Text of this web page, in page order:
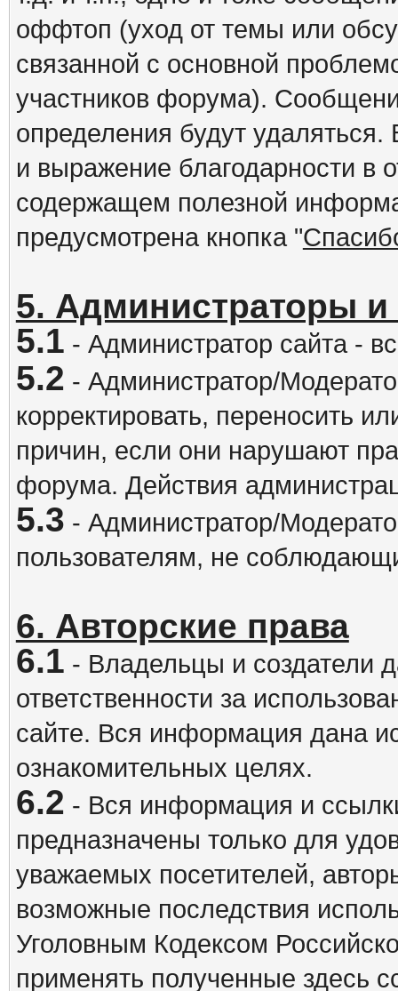
оффтоп (уход от темы или
связанной с основной
участников форума).
определения будут
и выражение благодарности в
содержащем полезной
предусмотрена кнопка "
5. Администраторы
5.1 - Администратор сайта -
5.2 - Администратор/
корректировать, переносить
причин, если они нарушают
форума. Действия
5.3 - Администратор/
пользователям, не
6. Авторские права
6.1 - Владельцы и создатели
ответственности за
сайте. Вся информация дана
ознакомительных целях.
6.2 - Вся информация и
предназначены только для
уважаемых посетителей,
возможные последствия
Уголовным Кодексом
применять полученные здесь